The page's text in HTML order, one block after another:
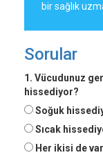
bir sağlık
Sorular
1. Vücudunuz
hissediyor?
Soğuk
Sıcak
Her ikisi de